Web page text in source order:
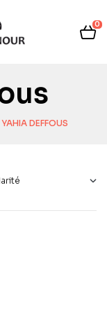
0
YAHIA DEFFOUS